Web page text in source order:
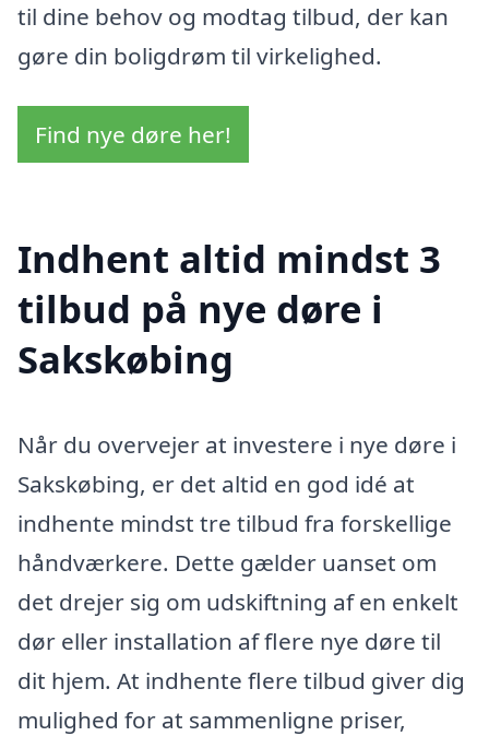
til dine behov og modtag tilbud, der kan
gøre din boligdrøm til virkelighed.
Find nye døre her!
Indhent altid mindst 3
tilbud på nye døre i
Sakskøbing
Når du overvejer at investere i nye døre i
Sakskøbing, er det altid en god idé at
indhente mindst tre tilbud fra forskellige
håndværkere. Dette gælder uanset om
det drejer sig om udskiftning af en enkelt
dør eller installation af flere nye døre til
dit hjem. At indhente flere tilbud giver dig
mulighed for at sammenligne priser,